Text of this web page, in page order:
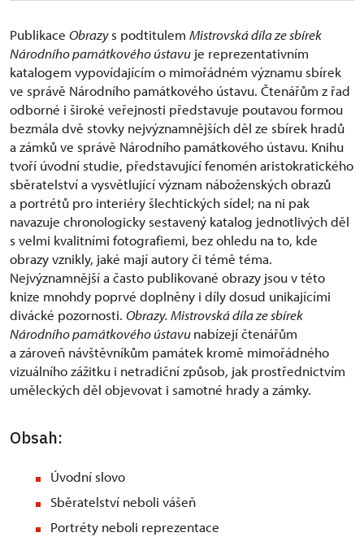
Publikace Obrazys podtitulem Mistrovská díla ze sbírek
Národního památkového ústavu je reprezentativním
katalogem vypovídajícím o mimořádném významu sbírek
ve správě Národního památkového ústavu. Čtenářům z řad
odborné i široké veřejnosti představuje poutavou formou
bezmála dvě stovky nejvýznamnějších děl ze sbírek hradů
a zámků ve správě Národního památkového ústavu. Knihu
tvoří úvodní studie, představující fenomén aristokratického
sběratelství a vysvětlující význam náboženských obrazů
a portrétů pro interiéry šlechtických sídel; na ni pak
navazuje chronologicky sestavený katalog jednotlivých děl
s velmi kvalitními fotografiemi, bez ohledu na to, kde
obrazy vznikly, jaké mají autory či témě téma.
Nejvýznamnější a často publikované obrazy jsou v této
knize mnohdy poprvé doplněny i díly dosud unikajícími
divácké pozornosti. Obrazy. Mistrovská díla ze sbírek
Národního památkového ústavunabízejí čtenářům
a zároveň návštěvníkům památek kromě mimořádného
vizuálního zážitku i netradiční způsob, jak prostřednictvím
uměleckých děl objevovat i samotné hrady a zámky.
Obsah:
Úvodní slovo
Sběratelství neboli vášeň
Portréty neboli reprezentace